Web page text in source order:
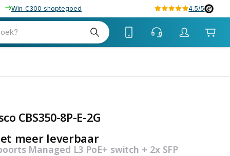
Win €300 shoptegoed 4.5/5
CBS350-8P-E-2G
meer leverbaar
Managed L3 PoE+ switch + 2x SFP